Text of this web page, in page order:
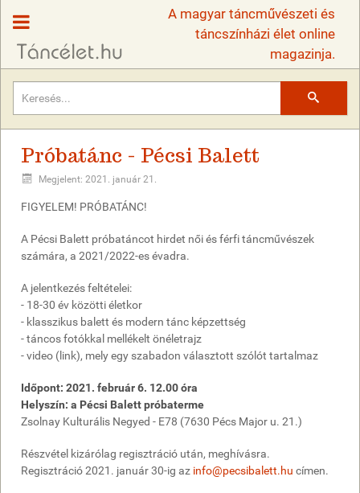
A magyar táncművészeti és
táncszínházi élet online
magazinja.
Próbatánc - Pécsi Balett
Megjelent: 2021. január 21.
FIGYELEM! PRÓBATÁNC!
A Pécsi Balett próbatáncot hirdet női és férfi táncművészek
számára, a 2021/2022-es évadra.
A jelentkezés feltételei:
- 18-30 év közötti életkor
- klasszikus balett és modern tánc képzettség
- táncos fotókkal mellékelt önéletrajz
- video (link), mely egy szabadon választott szólót tartalmaz
Időpont: 2021. február 6. 12.00 óra
Helyszín: a Pécsi Balett próbaterme
Zsolnay Kulturális Negyed - E78 (7630 Pécs Major u. 21.)
Részvétel kizárólag regisztráció után, meghívásra.
Regisztráció 2021. január 30-ig az info@pecsibalett.hu címen.